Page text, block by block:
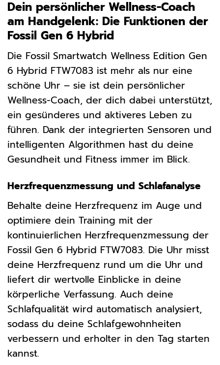
Dein persönlicher Wellness-Coach
am Handgelenk: Die Funktionen der
Fossil Gen 6 Hybrid
Die Fossil Smartwatch Wellness Edition Gen
6 Hybrid FTW7083 ist mehr als nur eine
schöne Uhr – sie ist dein persönlicher
Wellness-Coach, der dich dabei unterstützt,
ein gesünderes und aktiveres Leben zu
führen. Dank der integrierten Sensoren und
intelligenten Algorithmen hast du deine
Gesundheit und Fitness immer im Blick.
Herzfrequenzmessung und Schlafanalyse
Behalte deine Herzfrequenz im Auge und
optimiere dein Training mit der
kontinuierlichen Herzfrequenzmessung der
Fossil Gen 6 Hybrid FTW7083. Die Uhr misst
deine Herzfrequenz rund um die Uhr und
liefert dir wertvolle Einblicke in deine
körperliche Verfassung. Auch deine
Schlafqualität wird automatisch analysiert,
sodass du deine Schlafgewohnheiten
verbessern und erholter in den Tag starten
kannst.